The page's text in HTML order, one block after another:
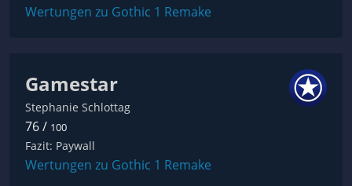
Wertungen zu Gothic 1 Remake
Gamestar
Stephanie Schlottag
76 / 100
Fazit: Paywall
Wertungen zu Gothic 1 Remake